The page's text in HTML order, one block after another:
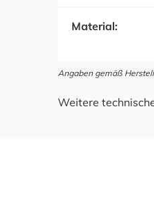
Material:
Angaben gemäß
Weitere